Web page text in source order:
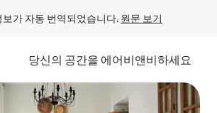
보가 자동 번역되었습니다. 원문 보기
당신의 공간을 에어비앤비하세요